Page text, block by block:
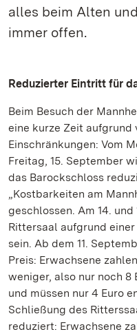
alles beim Alten
immer offen.
Reduzierter Eintritt für
Beim Besuch der
eine kurze Zeit aufgrund
Einschränkungen: Vom
Freitag, 15. September
das Barockschloss
„Kostbarkeiten am
geschlossen. Am 14.
Rittersaal aufgrund
sein. Ab dem 11.
Preis: Erwachsene
weniger, also nur noch 8
und müssen nur 4 Euro
Schließung des
reduziert: Erwachsene